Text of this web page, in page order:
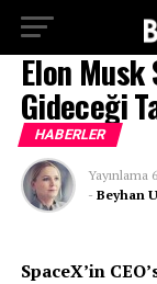
Elon Musk
Gideceği
HABERLER
Yayınlama
- Beyhan
SpaceX’in